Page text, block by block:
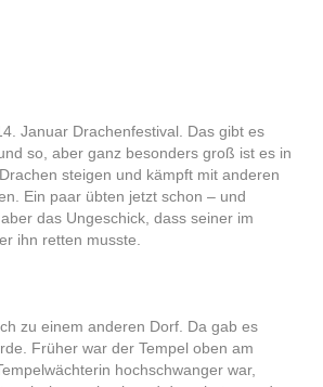
Januar Drachenfestival. Das gibt es
so, aber ganz besonders groß ist es in
steigen und kämpft mit anderen
Ein paar übten jetzt schon – und
das Ungeschick, dass seiner im
ihn retten musste.
zu einem anderen Dorf. Da gab es
Früher war der Tempel oben am
hochschwanger war,